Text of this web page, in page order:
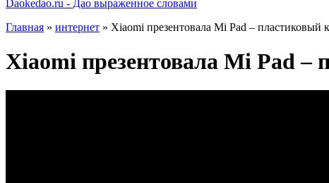
Daokedao.ru - Дао выраженное словами
Главная » интернет » Xiaomi презентовала Mi Pad – пластиковый
Xiaomi презентовала Mi Pad –